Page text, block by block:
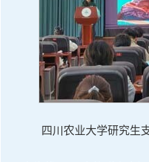
四川农业大学研究生